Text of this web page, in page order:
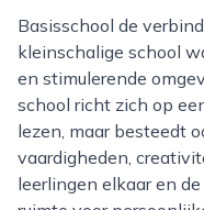
Basisschool de verbinding in lent is een eigentijdse,
kleinschalige school
en stimulerende
school richt zich op
lezen, maar besteedt
vaardigheden,
leerlingen elkaar en